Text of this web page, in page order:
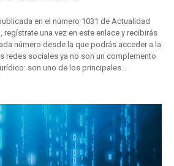
en el número 1031 de Actualidad
una vez en este enlace y recibirás
número desde la que podrás acceder a la
son uno de los principales...